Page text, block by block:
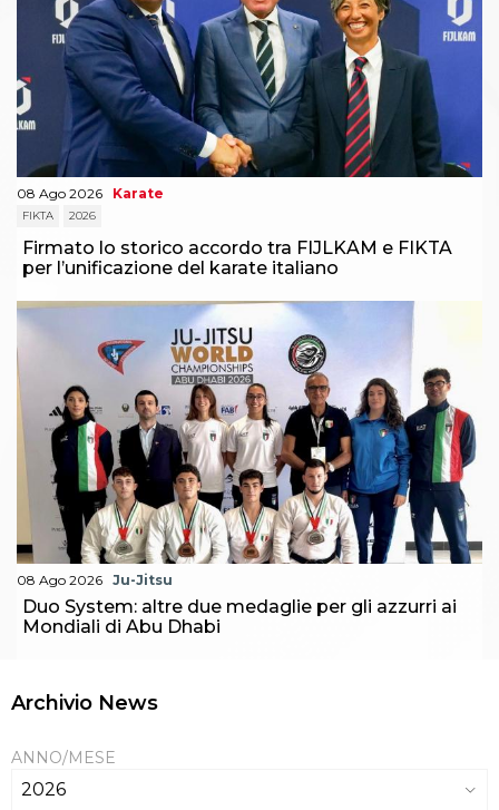
08 Ago 2026 Karate
FIKTA 2026
Firmato lo storico accordo tra FIJLKAM e FIKTA
per l’unificazione del karate italiano
08 Ago 2026 Ju-Jitsu
Duo System: altre due medaglie per gli azzurri ai
Mondiali di Abu Dhabi
Archivio News
ANNO/MESE
2026